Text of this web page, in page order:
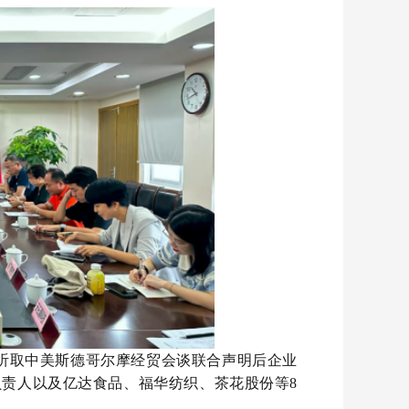
取中美斯德哥尔摩经贸会谈联合声明后企业
人以及亿达食品、福华纺织、茶花股份等8